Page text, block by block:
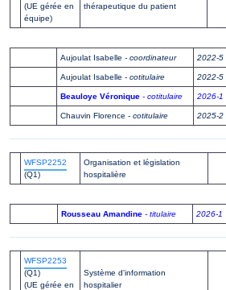
(UE gérée en
équipe)
thérapeutique du patient
Aujoulat Isabelle - coordinateur 2022-5
Aujoulat Isabelle - cotitulaire 2022-5
Beauloye Véronique - cotitulaire 2026-1
Chauvin Florence - cotitulaire 2025-2
WFSP2252
(Q1)
Organisation et législation
hospitalière
Rousseau Amandine - titulaire 2026-1
WFSP2253
(Q1)
(UE gérée en
Système d'information
hospitalier